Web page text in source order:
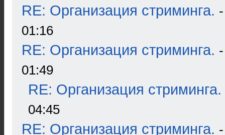
RE: Организация стриминга.
01:16
RE: Организация стриминга.
01:49
RE: Организация стриминга.
04:45
RE: Организация стриминга.